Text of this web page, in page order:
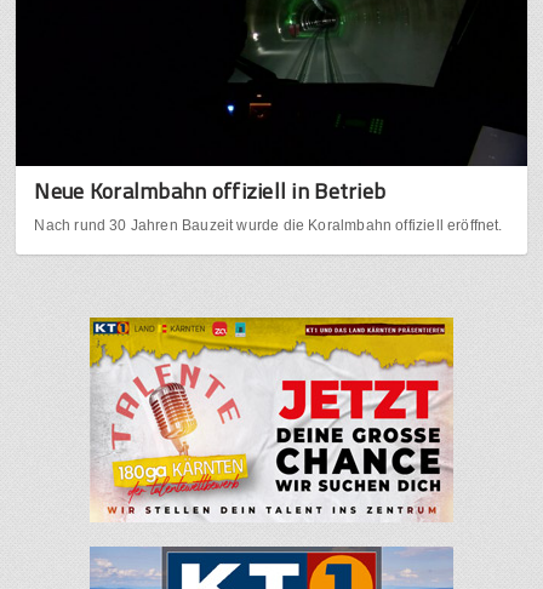
Neue Koralmbahn offiziell in Betrieb
Nach rund 30 Jahren Bauzeit wurde die Koralmbahn offiziell eröffnet.